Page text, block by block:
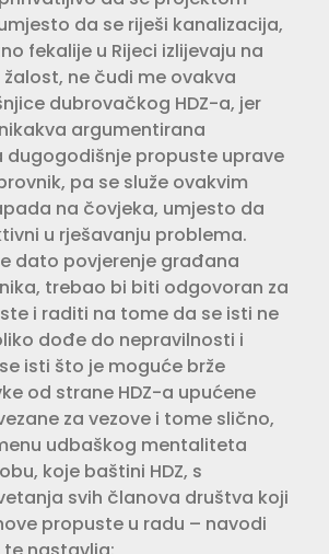
da se riješi kanalizacija,
fekalije u Rijeci izlijevaju na
žalost, ne čudi me ovakva
dubrovačkog HDZ-a, jer
argumentirana
dugogodišnje propuste uprave
pa se služe ovakvim
na čovjeka, umjesto da
u rješavanju problema.
dato povjerenje građana
trebao bi biti odgovoran za
i raditi na tome da se isti ne
dođe do nepravilnosti i
isti što je moguće brže
od strane HDZ-a upućene
za vezove i tome slično,
udbaškog mentaliteta
koje baštini HDZ, s
svih članova društva koji
propuste u radu – navodi